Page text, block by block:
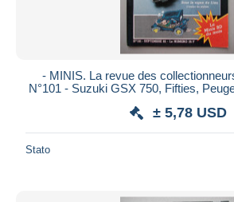
- MINIS. La revue des
N°101 - Suzuki GSX 750, Fifties,
± 5,78 USD
Stato